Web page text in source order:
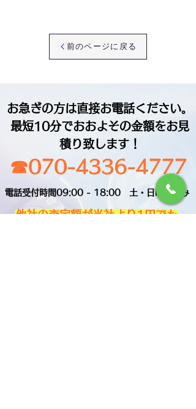
前のページに戻る
お急ぎの方は直接お電話ください。
最短10分でおおよその金額をお見
積り致します！
☎︎070-4336-4777
電話受付時間09:00 - 18:00 土・日曜日休み
​他社の査定額が当社より1円でも